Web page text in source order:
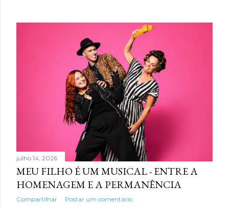
julho 14, 2026
MEU FILHO É UM MUSICAL - ENTRE A
HOMENAGEM E A PERMANÊNCIA
Compartilhar Postar um comentário